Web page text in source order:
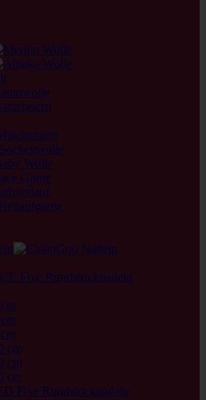
Fixe Rundstricknadeln
cm
cm
cm
Fixe Rundstricknadeln